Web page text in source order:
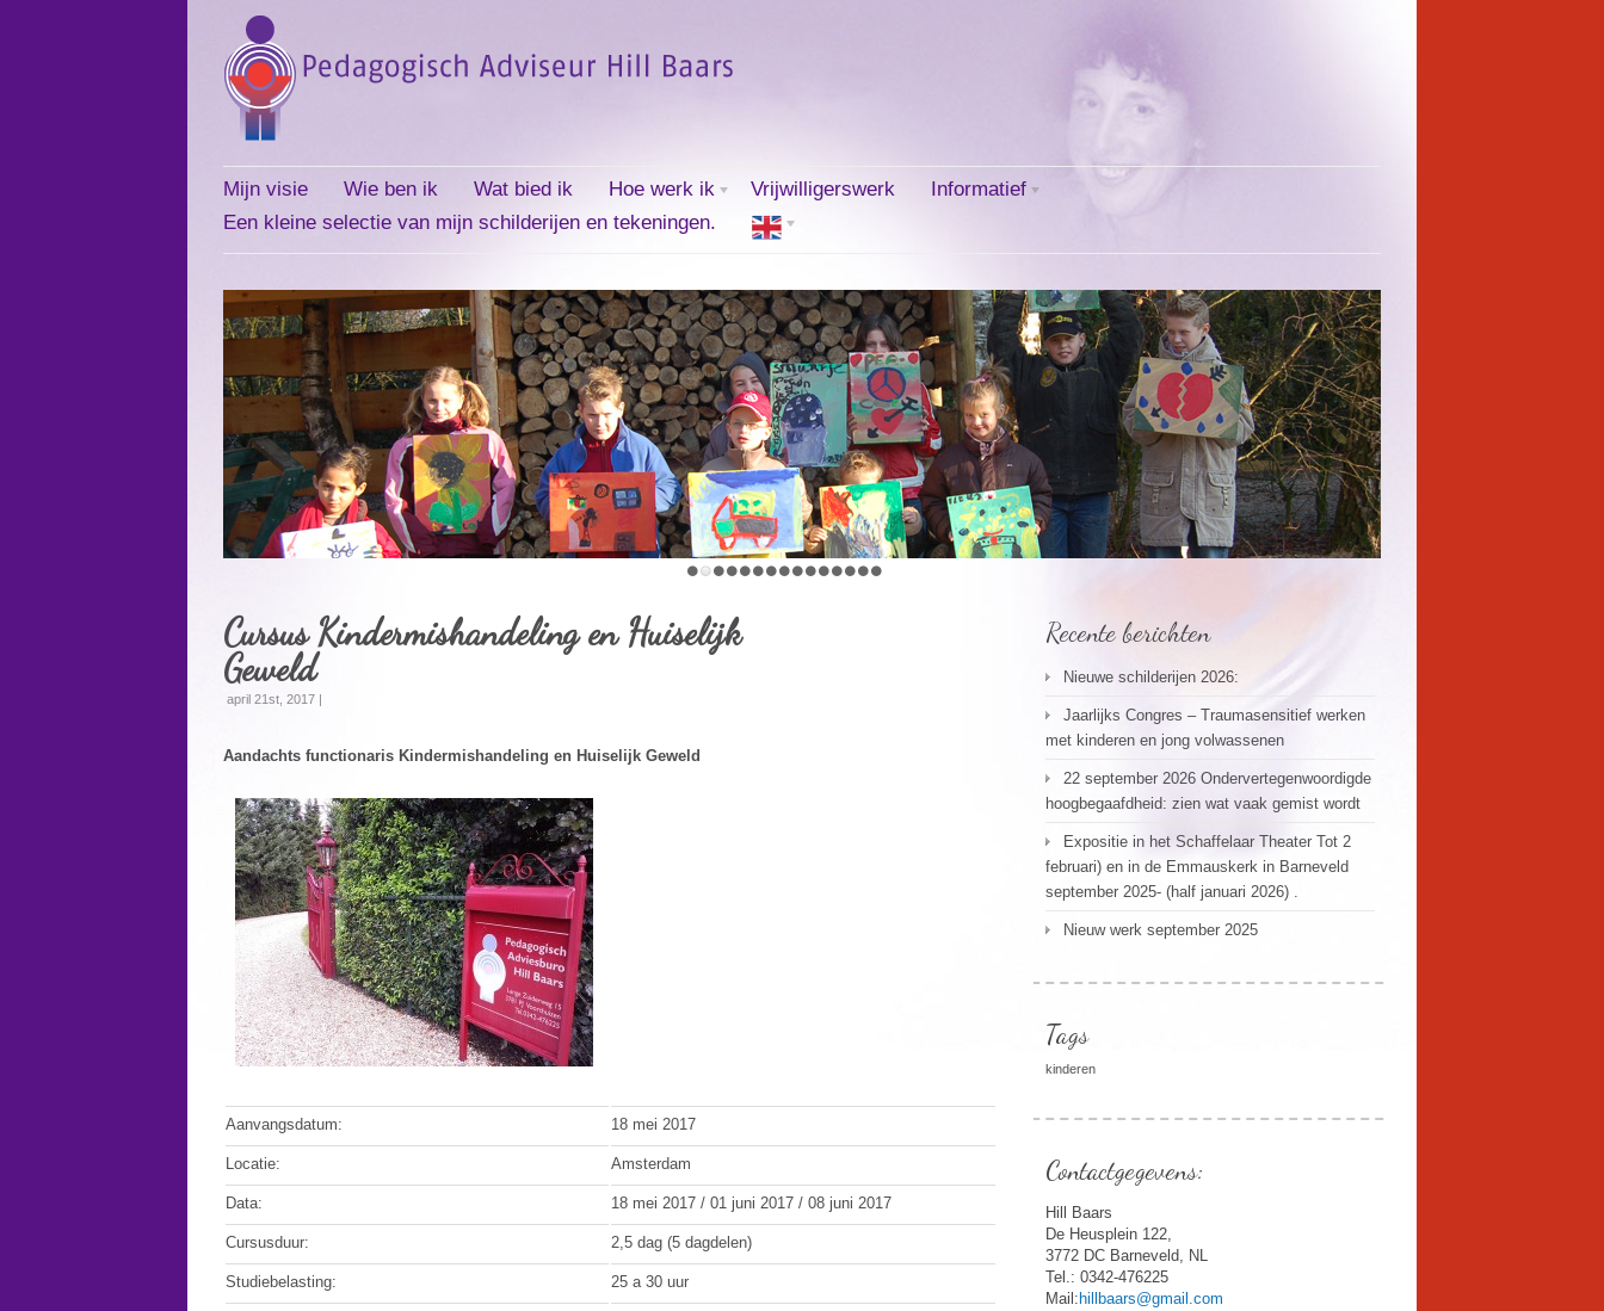
Mijn visie Wie ben ik Wat bied ik Hoe werk ik Vrijwilligerswerk
Informatief
Een kleine selectie van mijn schilderijen en tekeningen.
Cursus Kindermishandeling en Huiselijk
Geweld
april 21st, 2017 |
Aandachts functionaris Kindermishandeling en Huiselijk Geweld
Aanvangsdatum: 18 mei 2017
Locatie: Amsterdam
Data: 18 mei 2017 / 01 juni 2017 / 08 juni 2017
Cursusduur: 2,5 dag (5 dagdelen)
Studiebelasting: 25 a 30 uur
Recente berichten
Nieuwe schilderijen 2026:
Jaarlijks Congres – Traumasensitief werken
met kinderen en jong volwassenen
22 september 2026 Ondervertegenwoordigde
hoogbegaafdheid: zien wat vaak gemist wordt
Expositie in het Schaffelaar Theater Tot 2
februari) en in de Emmauskerk in Barneveld
september 2025- (half januari 2026) .
Nieuw werk september 2025
Tags
kinderen
Contactgegevens:
Hill Baars
De Heusplein 122,
3772 DC Barneveld, NL
Tel.: 0342-476225
Mail: hillbaars@gmail.com